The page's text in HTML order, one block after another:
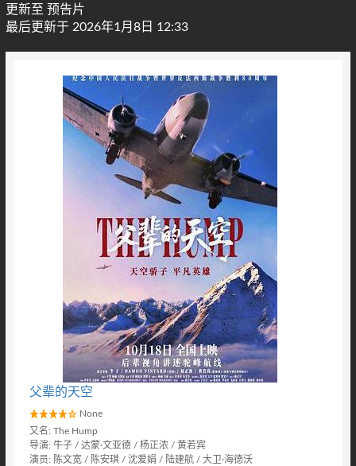
更新至 预告片
最后更新于 2026年1月8日 12:33
父辈的天空
None
又名: The Hump
导演: 牛子 / 达蒙·文亚德 / 杨正浓 / 黄若宾
演员: 陈文宽 / 陈安琪 / 沈爱娟 / 陆建航 / 大卫·海德沃